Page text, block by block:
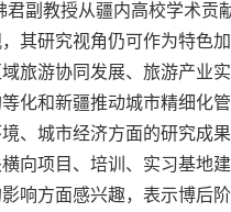
君副教授从疆内高校学术贡
其研究视角仍可作为特色
旅游协同发展、旅游产业
化和新疆推动城市精细化
、城市经济方面的研究成
向项目、培训、实习基地
响方面感兴趣，表示博后